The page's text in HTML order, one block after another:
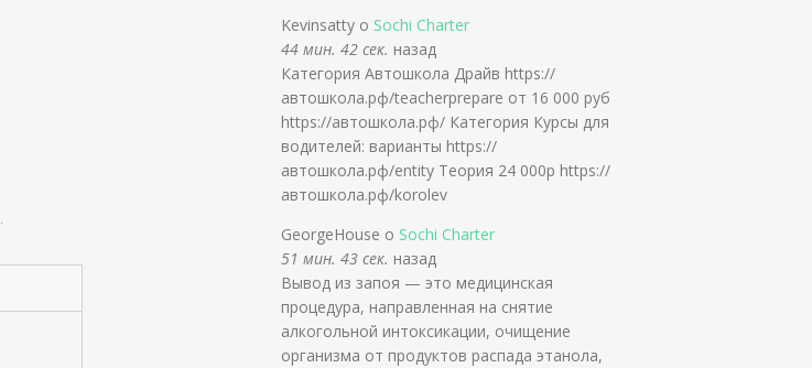
Kevinsatty о Sochi Charter
44 мин. 42 сек. назад
Категория Автошкола Драйв https://
автошкола.рф/teacherprepare от 16 000 руб
https://автошкола.рф/ Категория Курсы для
водителей: варианты https://
автошкола.рф/entity Теория 24 000р https://
автошкола.рф/korolev
GeorgeHouse о Sochi Charter
51 мин. 43 сек. назад
Вывод из запоя — это медицинская
процедура, направленная на снятие
алкогольной интоксикации, очищение
организма от продуктов распада этанола,